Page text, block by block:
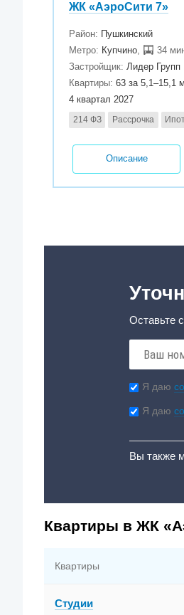
ЖК «АэроСити 7»
Район:
Пушкинский
Метро: Купчино,
34
Застройщик:Лидер Групп
Квартиры:63 за 5,1–15,1
4 квартал 2027
214 ФЗ
Рассрочка
Описание
Оставьте
Я даю
Я даю
Вы также
Квартиры в ЖК
Квартиры
Студии